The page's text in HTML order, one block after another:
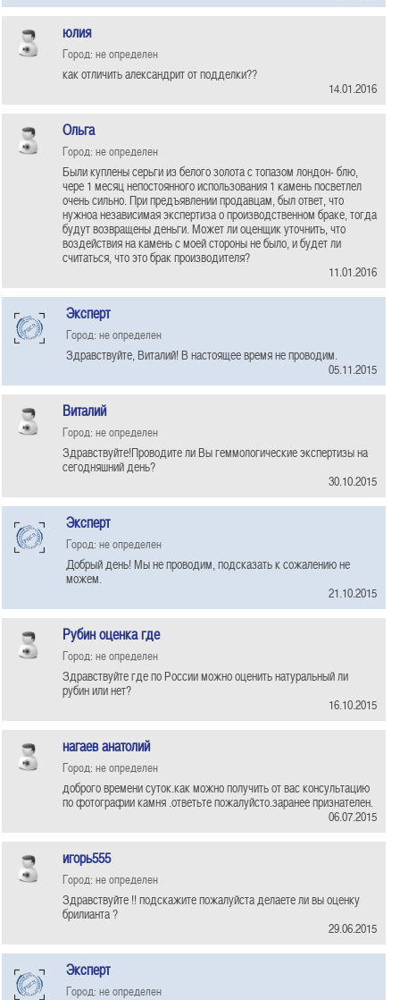
юлия
Город: не определен
как отличить александрит от подделки??
14.01.2016
Ольга
Город: не определен
Были куплены серьги из белого золота с топазом лондон- блю,
чере 1 месяц непостоянного использования 1 камень посветлел
очень сильно. При предъявлении продавцам, был ответ, что
нужноа независимая экспертиза о производственном браке, тогда
будут возвращены деньги. Может ли оценщик уточнить, что
воздействия на камень с моей стороны не было, и будет ли
считаться, что это брак производителя?
11.01.2016
Эксперт
Город: не определен
Здравствуйте, Виталий! В настоящее время не проводим.
05.11.2015
Виталий
Город: не определен
Здравствуйте!Проводите ли Вы геммологические экспертизы на
сегодняшний день?
30.10.2015
Эксперт
Город: не определен
Добрый день! Мы не проводим, подсказать к сожалению не
можем.
21.10.2015
Рубин оценка где
Город: не определен
Здравствуйте где по России можно оценить натуральный ли
рубин или нет?
16.10.2015
нагаев анатолий
Город: не определен
доброго времени суток.как можно получить от вас консультацию
по фотографии камня .ответьте пожалуйсто.заранее признателен.
06.07.2015
игорь555
Город: не определен
Здравствуйте !! подскажите пожалуйста делаете ли вы оценку
брилианта ?
29.06.2015
Эксперт
Город: не определен